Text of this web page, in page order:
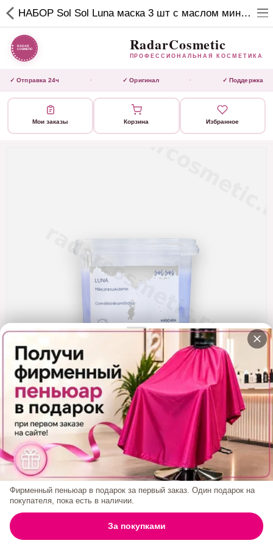
RadarCosmetic
КОСМЕТИКА
✕
Активаторы
Ботокс
Ещё категории
✓ Отправка 24ч · ✓ Оригинал ✓ Поддержка
ГЛАВНАЯ ПОИСК КОРЗИНА АККАУНТ
НАБОР Sol Sol Luna маска 3 шт с маслом миндаля 250 мл
RadarCosmetic
ПРОФЕССИОНАЛЬНАЯ КОСМЕТИКА
✓ Отправка 24ч · ✓ Оригинал · ✓ Поддержка
Мои заказы Корзина Избранное
НАБОР Sol Sol Luna Маска 3 Шт С Маслом
Миндаля 250 Мл
Код товара: 1983/3
2 600₽
Фирменный пеньюар в подарок за первый заказ. Один подарок на
покупателя, пока есть в наличии.
За покупками